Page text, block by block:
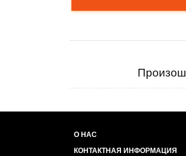
О НАС
КОНТАКТНАЯ ИНФОРМАЦИЯ